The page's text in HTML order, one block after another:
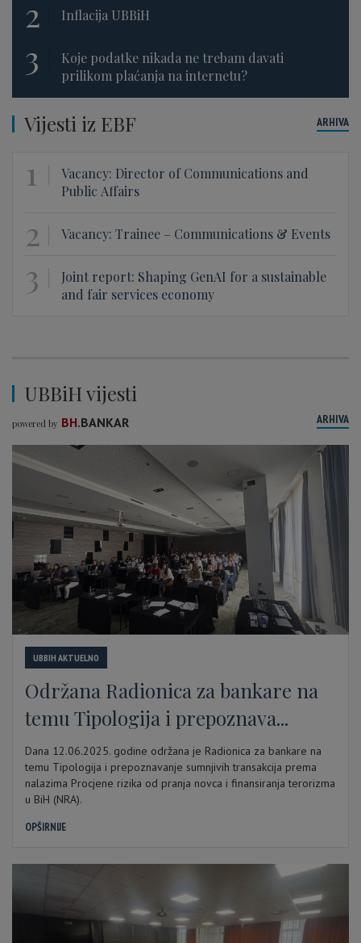
2 Inflacija UBBiH
3
Koje podatke nikada ne trebam davati
prilikom plaćanja na internetu?
Vijesti iz EBF ARHIVA
1
Vacancy: Director of Communications and
Public Affairs
2 Vacancy: Trainee – Communications & Events
3
Joint report: Shaping GenAI for a sustainable
and fair services economy
UBBiH vijesti
powered by BH.BANKAR ARHIVA
UBBIH AKTUELNO
Održana Radionica za bankare na
temu Tipologija i prepoznava...
Dana 12.06.2025. godine održana je Radionica za bankare na
temu Tipologija i prepoznavanje sumnjivih transakcija prema
nalazima Procjene rizika od pranja novca i finansiranja terorizma
u BiH (NRA).
OPŠIRNIJE